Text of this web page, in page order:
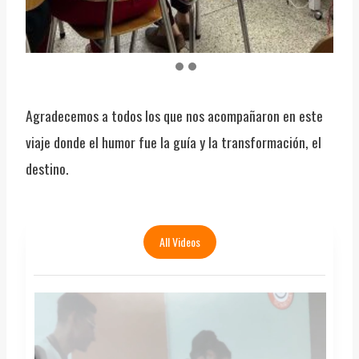
Agradecemos a todos los que nos acompañaron en este
viaje donde el humor fue la guía y la transformación, el
destino.
All Videos